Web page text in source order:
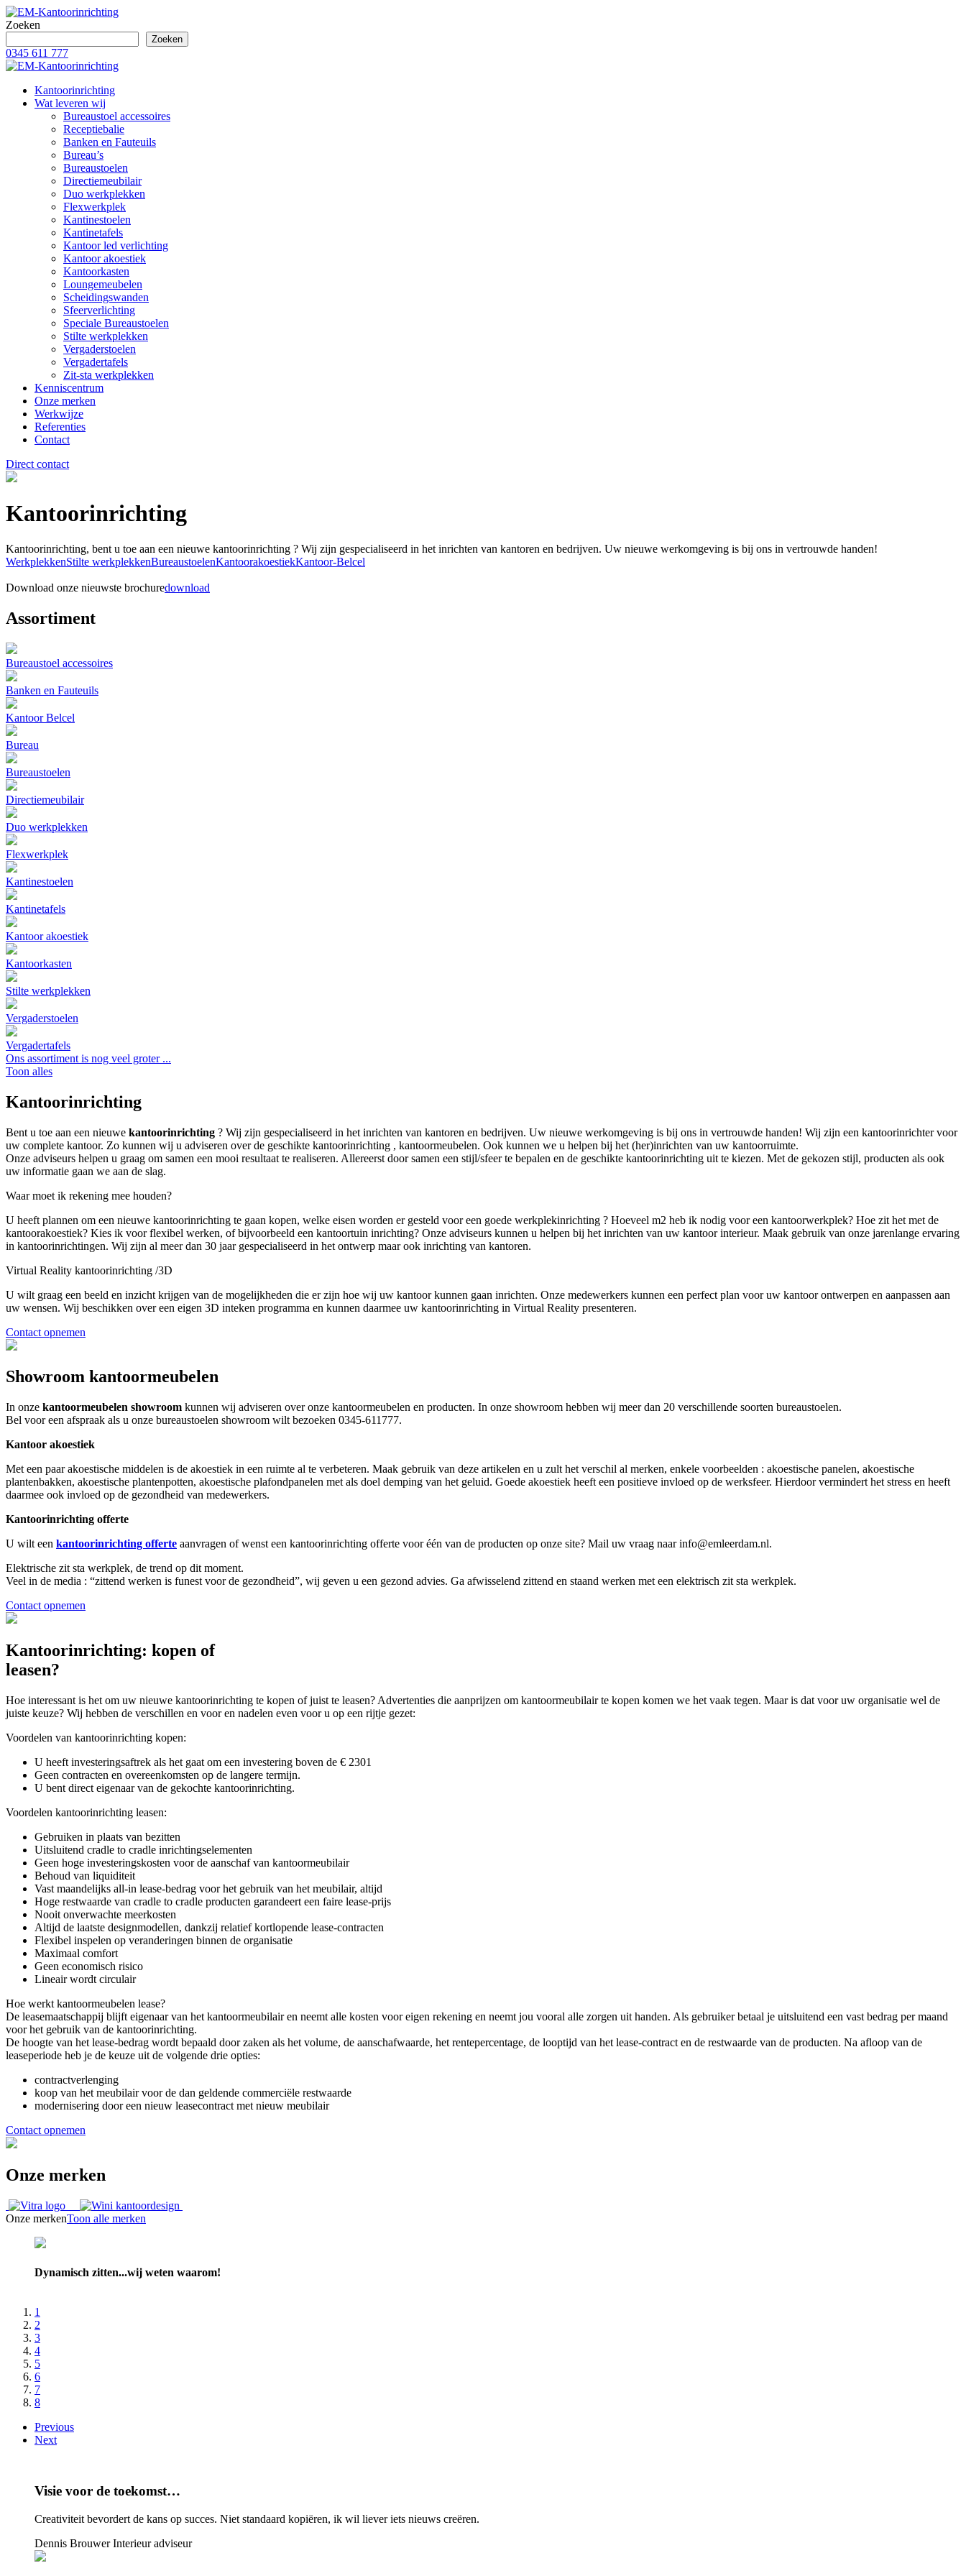
Zoeken
Zoeken
0345 611 777
Kantoorinrichting
Wat leveren wij
Bureaustoel accessoires
Receptiebalie
Banken en Fauteuils
Bureau’s
Bureaustoelen
Directiemeubilair
Duo werkplekken
Flexwerkplek
Kantinestoelen
Kantinetafels
Kantoor led verlichting
Kantoor akoestiek
Kantoorkasten
Loungemeubelen
Scheidingswanden
Sfeerverlichting
Speciale Bureaustoelen
Stilte werkplekken
Vergaderstoelen
Vergadertafels
Zit-sta werkplekken
Kenniscentrum
Onze merken
Werkwijze
Referenties
Contact
Direct contact
Kantoorinrichting
Kantoorinrichting, bent u toe aan een nieuwe kantoorinrichting ? Wij zijn gespecialiseerd in het inrichten van kantoren en bedrijven. Uw nieuwe werkomgeving is bij ons in vertrouwde handen!
WerkplekkenStilte werkplekkenBureaustoelenKantoorakoestiekKantoor-Belcel
Download onze nieuwste brochuredownload
Assortiment
Bureaustoel accessoires
Banken en Fauteuils
Kantoor Belcel
Bureau
Bureaustoelen
Directiemeubilair
Duo werkplekken
Flexwerkplek
Kantinestoelen
Kantinetafels
Kantoor akoestiek
Kantoorkasten
Stilte werkplekken
Vergaderstoelen
Vergadertafels
Ons assortiment is nog veel groter ...
Toon alles
Kantoorinrichting
Bent u toe aan een nieuwe kantoorinrichting ? Wij zijn gespecialiseerd in het inrichten van kantoren en bedrijven. Uw nieuwe werkomgeving is bij ons in vertrouwde handen! Wij zijn een kantoorinrichter voor
uw complete kantoor. Zo kunnen wij u adviseren over de geschikte kantoorinrichting , kantoormeubelen. Ook kunnen we u helpen bij het (her)inrichten van uw kantoorruimte.
Onze adviseurs helpen u graag om samen een mooi resultaat te realiseren. Allereerst door samen een stijl/sfeer te bepalen en de geschikte kantoorinrichting uit te kiezen. Met de gekozen stijl, producten als ook
uw informatie gaan we aan de slag.
Waar moet ik rekening mee houden?
U heeft plannen om een nieuwe kantoorinrichting te gaan kopen, welke eisen worden er gesteld voor een goede werkplekinrichting ? Hoeveel m2 heb ik nodig voor een kantoorwerkplek? Hoe zit het met de
kantoorakoestiek? Kies ik voor flexibel werken, of bijvoorbeeld een kantoortuin inrichting? Onze adviseurs kunnen u helpen bij het inrichten van uw kantoor interieur. Maak gebruik van onze jarenlange ervaring
in kantoorinrichtingen. Wij zijn al meer dan 30 jaar gespecialiseerd in het ontwerp maar ook inrichting van kantoren.
Virtual Reality kantoorinrichting /3D
U wilt graag een beeld en inzicht krijgen van de mogelijkheden die er zijn hoe wij uw kantoor kunnen gaan inrichten. Onze medewerkers kunnen een perfect plan voor uw kantoor ontwerpen en aanpassen aan
uw wensen. Wij beschikken over een eigen 3D inteken programma en kunnen daarmee uw kantoorinrichting in Virtual Reality presenteren.
Contact opnemen
Showroom kantoormeubelen
In onze kantoormeubelen showroom kunnen wij adviseren over onze kantoormeubelen en producten. In onze showroom hebben wij meer dan 20 verschillende soorten bureaustoelen.
Bel voor een afspraak als u onze bureaustoelen showroom wilt bezoeken 0345-611777.
Kantoor akoestiek
Met een paar akoestische middelen is de akoestiek in een ruimte al te verbeteren. Maak gebruik van deze artikelen en u zult het verschil al merken, enkele voorbeelden : akoestische panelen, akoestische
plantenbakken, akoestische plantenpotten, akoestische plafondpanelen met als doel demping van het geluid. Goede akoestiek heeft een positieve invloed op de werksfeer. Hierdoor vermindert het stress en heeft
daarmee ook invloed op de gezondheid van medewerkers.
Kantoorinrichting offerte
U wilt een kantoorinrichting offerte aanvragen of wenst een kantoorinrichting offerte voor één van de producten op onze site? Mail uw vraag naar info@emleerdam.nl.
Elektrische zit sta werkplek, de trend op dit moment.
Veel in de media : “zittend werken is funest voor de gezondheid”, wij geven u een gezond advies. Ga afwisselend zittend en staand werken met een elektrisch zit sta werkplek.
Contact opnemen
Kantoorinrichting: kopen of
leasen?
Hoe interessant is het om uw nieuwe kantoorinrichting te kopen of juist te leasen? Advertenties die aanprijzen om kantoormeubilair te kopen komen we het vaak tegen. Maar is dat voor uw organisatie wel de
juiste keuze? Wij hebben de verschillen en voor en nadelen even voor u op een rijtje gezet:
Voordelen van kantoorinrichting kopen:
U heeft investeringsaftrek als het gaat om een investering boven de € 2301
Geen contracten en overeenkomsten op de langere termijn.
U bent direct eigenaar van de gekochte kantoorinrichting.
Voordelen kantoorinrichting leasen:
Gebruiken in plaats van bezitten
Uitsluitend cradle to cradle inrichtingselementen
Geen hoge investeringskosten voor de aanschaf van kantoormeubilair
Behoud van liquiditeit
Vast maandelijks all-in lease-bedrag voor het gebruik van het meubilair, altijd
Hoge restwaarde van cradle to cradle producten garandeert een faire lease-prijs
Nooit onverwachte meerkosten
Altijd de laatste designmodellen, dankzij relatief kortlopende lease-contracten
Flexibel inspelen op veranderingen binnen de organisatie
Maximaal comfort
Geen economisch risico
Lineair wordt circulair
Hoe werkt kantoormeubelen lease?
De leasemaatschappij blijft eigenaar van het kantoormeubilair en neemt alle kosten voor eigen rekening en neemt jou vooral alle zorgen uit handen. Als gebruiker betaal je uitsluitend een vast bedrag per maand
voor het gebruik van de kantoorinrichting.
De hoogte van het lease-bedrag wordt bepaald door zaken als het volume, de aanschafwaarde, het rentepercentage, de looptijd van het lease-contract en de restwaarde van de producten. Na afloop van de
leaseperiode heb je de keuze uit de volgende drie opties:
contractverlenging
koop van het meubilair voor de dan geldende commerciële restwaarde
modernisering door een nieuw leasecontract met nieuw meubilair
Contact opnemen
Onze merken
Onze merkenToon alle merken
Dynamisch zitten...wij weten waarom!
1
2
3
4
5
6
7
8
Previous
Next
Visie voor de toekomst…
Creativiteit bevordert de kans op succes. Niet standaard kopiëren, ik wil liever iets nieuws creëren.
Dennis Brouwer Interieur adviseur